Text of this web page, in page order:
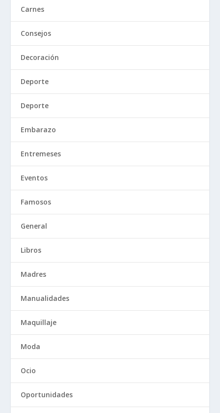
Carnes
Consejos
Decoración
Deporte
Deporte
Embarazo
Entremeses
Eventos
Famosos
General
Libros
Madres
Manualidades
Maquillaje
Moda
Ocio
Oportunidades